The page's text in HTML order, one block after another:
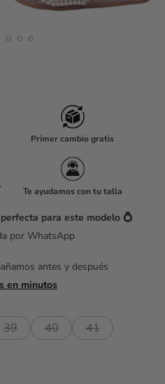
Primer cambio gratis
Te ayudamos con tu talla
para este modelo 💍
por WhatsApp
antes y después
en minutos
39 40
41